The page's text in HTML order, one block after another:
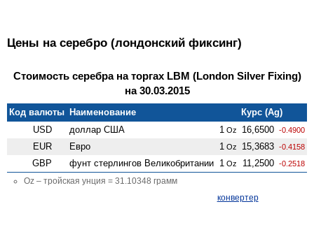
Цены на серебро (лондонский фиксинг)
Стоимость серебра на торгах LBM (London Silver Fixing)
на 30.03.2015
Код валюты Наименование
Курс (Ag)
USD
доллар США 1 Oz 16,6500 -0.4900
EUR Евро 1 Oz 15,3683 -0.4158
GBP фунт стерлингов Велико­британии 1 Oz 11,2500 -0.2518
Oz – тройская унция = 31.10348 грамм
конвертер